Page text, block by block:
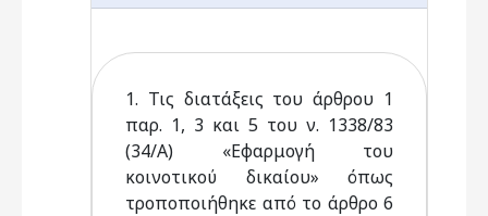
1. Τις διατάξεις του άρθρου 1
παρ. 1, 3 και 5 του ν. 1338/83
(34/Α) «Εφαρμογή του
κοινοτικού δικαίου» όπως
τροποποιήθηκε από το άρθρο 6